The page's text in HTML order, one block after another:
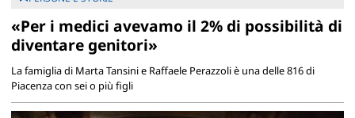
«Per i medici avevamo il 2% di possibilità di
diventare genitori»
La famiglia di Marta Tansini e Raffaele Perazzoli è una delle 816 di
Piacenza con sei o più figli